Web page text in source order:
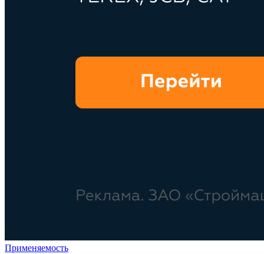
Применяемость